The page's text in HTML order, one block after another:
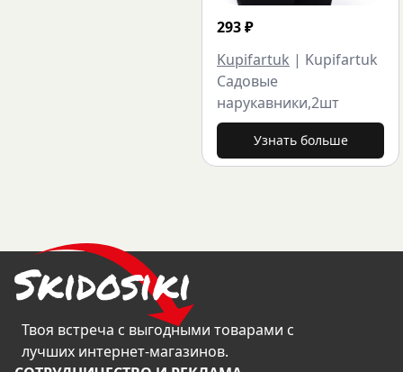
293₽
Kupifartuk | Kupifartuk
Садовые
нарукавники,2шт
Узнать больше
Твоя встреча с выгодными товарами с
лучших интернет-магазинов.